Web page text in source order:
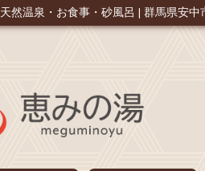
天然温泉・お食事・砂風呂 | 群馬県安中